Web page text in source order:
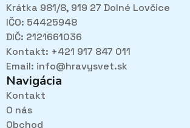
Pri návštevách kamenného
Krátka 981/8, 919 27 Dolné Lovčice
IČO: 54425948
DIČ: 2121661036
Kontakt: +421 917 847 011
Email: info@hravysvet.sk
Navigácia
Kontakt
O nás
Obchod